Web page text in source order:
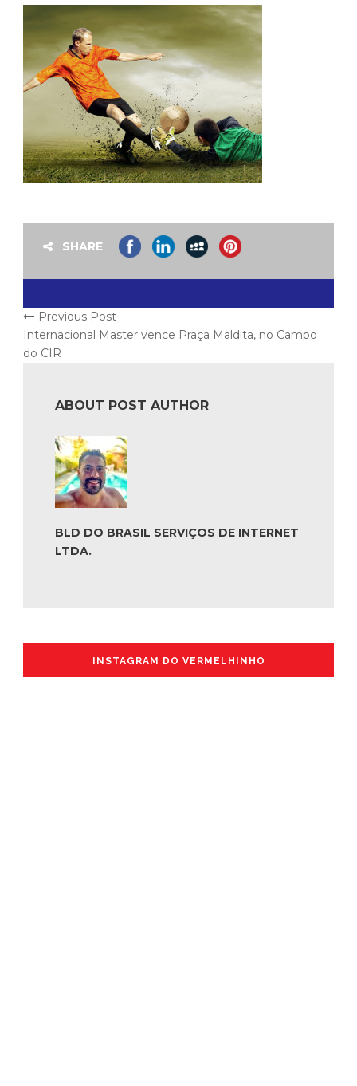
SHARE
Previous Post
Internacional Master vence Praça Maldita, no Campo
do CIR
ABOUT POST AUTHOR
BLD DO BRASIL SERVIÇOS DE INTERNET
LTDA.
INSTAGRAM DO VERMELHINHO